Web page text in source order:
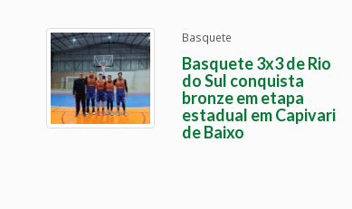
Basquete
Basquete 3x3 de Rio
do Sul conquista
bronze em etapa
estadual em Capivari
de Baixo